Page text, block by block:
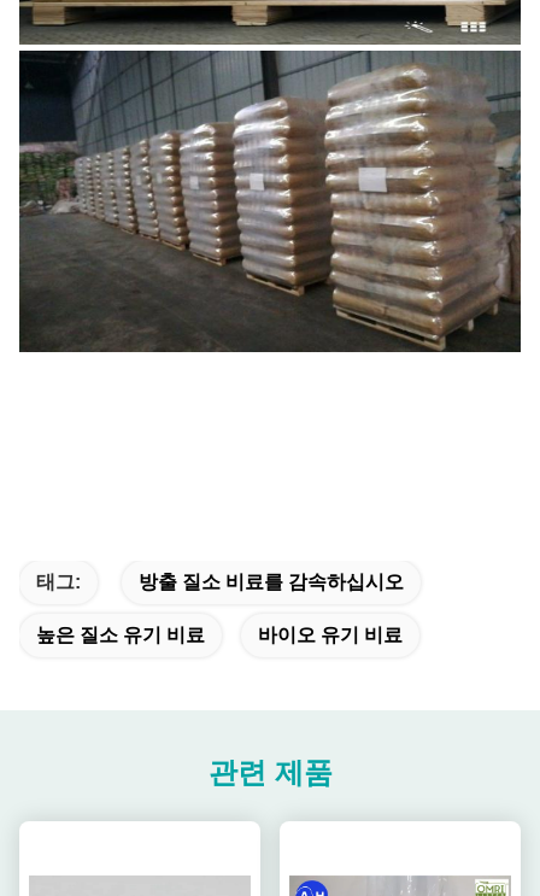
태그: 방출 질소 비료를 감속하십시오
높은 질소 유기 비료 바이오 유기 비료
관련 제품